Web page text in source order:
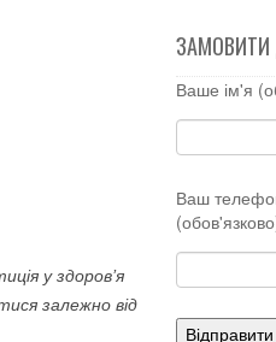
у здоров’я
залежно від
ЗАМОВИТИ
Ваше ім'я
Ваш